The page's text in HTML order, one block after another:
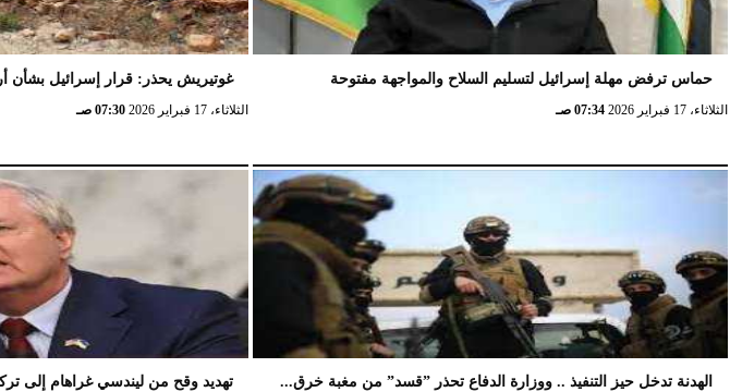
حماس ترفض مهلة إسرائيل لتسليم السلاح والمواجهة مفتوحة
الثلاثاء، 17 فبراير 2026 07:34 صـ
غوتيريش يحذر: قرار إسرائيل بشأن
الثلاثاء، 17 فبراير 2026 07:30 صـ
الهدنة تدخل حيز التنفيذ .. ووزارة الدفاع تحذر ”قسد” من مغبة خرق... تهديد وقح من ليندسي غراهام إلى